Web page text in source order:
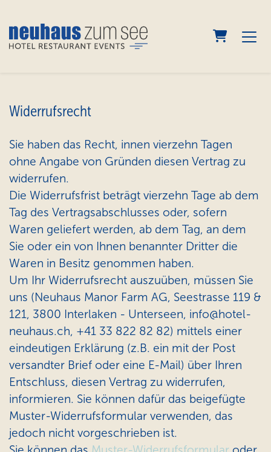
Widerrufsrecht
Sie haben das Recht, innen vierzehn Tagen
ohne Angabe von Gründen diesen Vertrag zu
widerrufen.
Die Widerrufsfrist beträgt vierzehn Tage ab dem
Tag des Vertragsabschlusses oder, sofern
Waren geliefert werden, ab dem Tag, an dem
Sie oder ein von Ihnen benannter Dritter die
Waren in Besitz genommen haben.
Um Ihr Widerrufsrecht auszuüben, müssen Sie
uns (Neuhaus Manor Farm AG, Seestrasse 119 &
121, 3800 Interlaken - Unterseen, info@hotel-
neuhaus.ch, +41 33 822 82 82) mittels einer
eindeutigen Erklärung (z.B. ein mit der Post
versandter Brief oder eine E-Mail) über Ihren
Entschluss, diesen Vertrag zu widerrufen,
informieren. Sie können dafür das beigefügte
Muster-Widerrufsformular verwenden, das
jedoch nicht vorgeschrieben ist.